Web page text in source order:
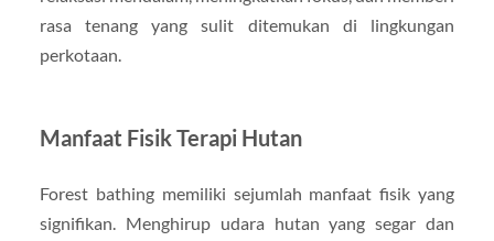
rasa tenang yang sulit ditemukan di lingkungan
perkotaan.
Manfaat Fisik Terapi Hutan
Forest bathing memiliki sejumlah manfaat fisik yang
signifikan. Menghirup udara hutan yang segar dan